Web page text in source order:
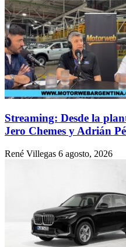
Streaming: Desde la
Jero Chemes y Adrián
René Villegas 6 agosto, 2026